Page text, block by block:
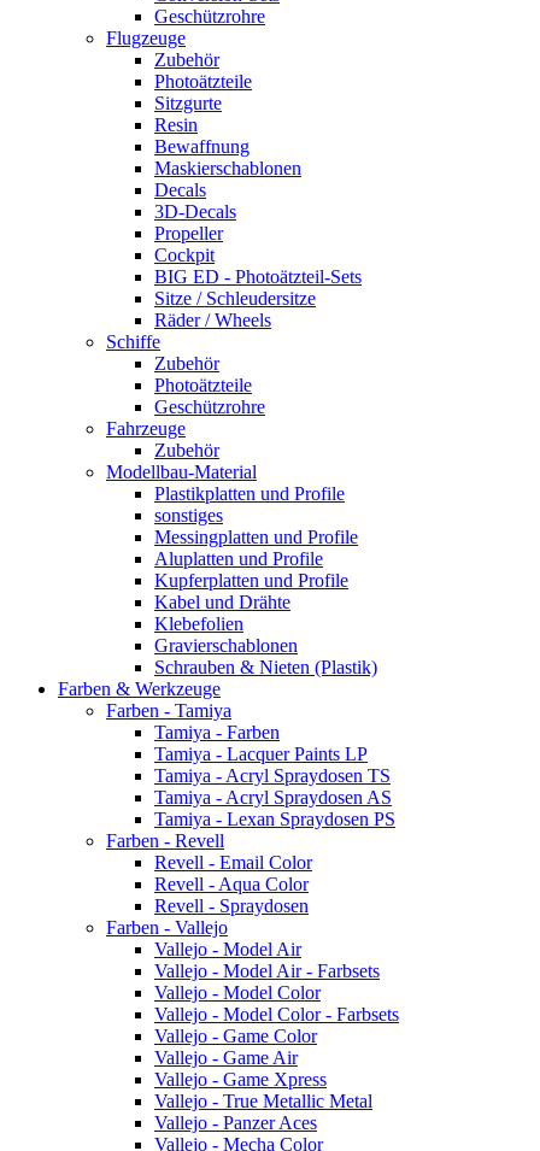
Geschützrohre
Flugzeuge
Zubehör
Photoätzteile
Sitzgurte
Resin
Bewaffnung
Maskierschablonen
Decals
3D-Decals
Propeller
Cockpit
BIG ED - Photoätzteil-Sets
Sitze / Schleudersitze
Räder / Wheels
Schiffe
Zubehör
Photoätzteile
Geschützrohre
Fahrzeuge
Zubehör
Modellbau-Material
Plastikplatten und Profile
sonstiges
Messingplatten und Profile
Aluplatten und Profile
Kupferplatten und Profile
Kabel und Drähte
Klebefolien
Gravierschablonen
Schrauben & Nieten (Plastik)
Farben & Werkzeuge
Farben - Tamiya
Tamiya - Farben
Tamiya - Lacquer Paints LP
Tamiya - Acryl Spraydosen TS
Tamiya - Acryl Spraydosen AS
Tamiya - Lexan Spraydosen PS
Farben - Revell
Revell - Email Color
Revell - Aqua Color
Revell - Spraydosen
Farben - Vallejo
Vallejo - Model Air
Vallejo - Model Air - Farbsets
Vallejo - Model Color
Vallejo - Model Color - Farbsets
Vallejo - Game Color
Vallejo - Game Air
Vallejo - Game Xpress
Vallejo - True Metallic Metal
Vallejo - Panzer Aces
Vallejo - Mecha Color